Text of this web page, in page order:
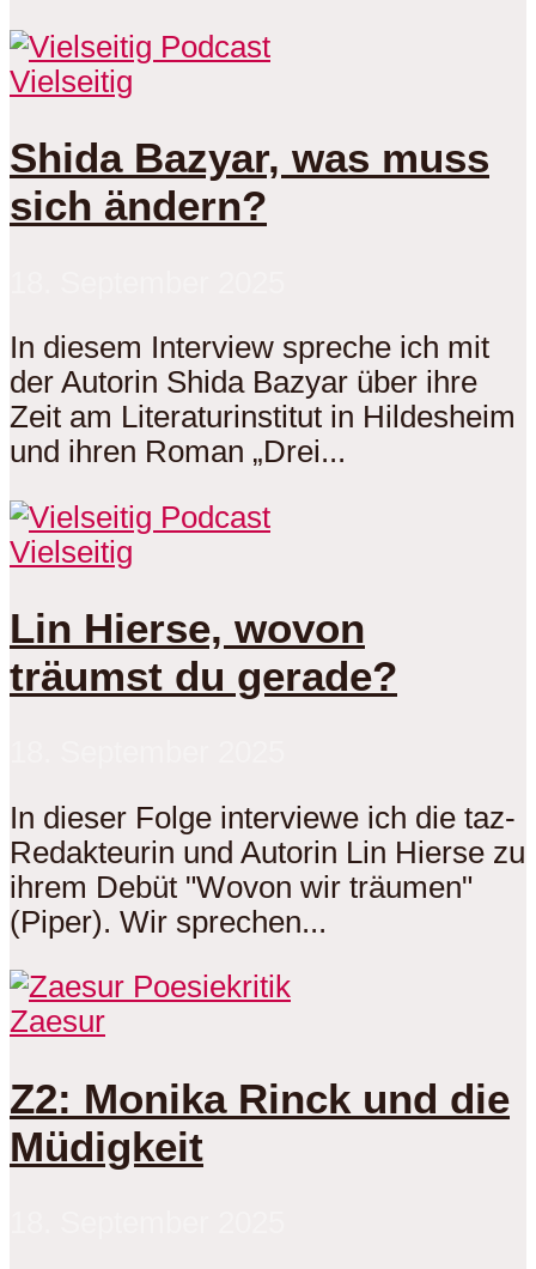
Vielseitig
Shida Bazyar, was muss
sich ändern?
In diesem Interview spreche ich mit
der Autorin Shida Bazyar über ihre
Zeit am Literaturinstitut in Hildesheim
und ihren Roman „Drei...
Vielseitig
Lin Hierse, wovon
träumst du gerade?
In dieser Folge interviewe ich die taz-
Redakteurin und Autorin Lin Hierse zu
ihrem Debüt "Wovon wir träumen"
(Piper). Wir sprechen...
Zaesur
Z2: Monika Rinck und die
Müdigkeit